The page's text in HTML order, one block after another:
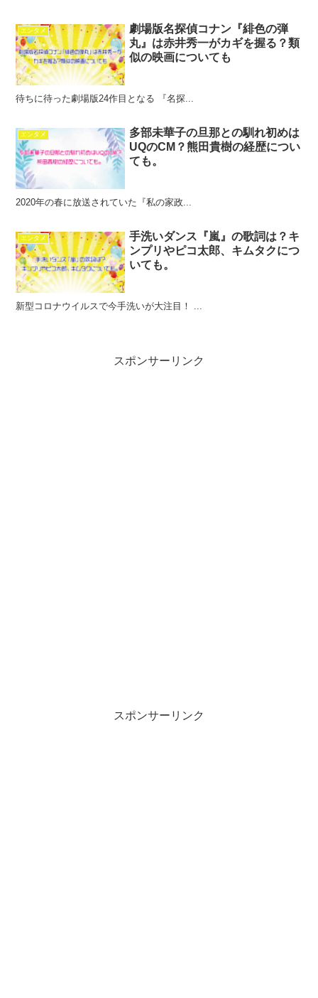
エンタメ
劇場版名探偵コナン『緋色の弾
丸』は赤井秀一がカギを握る？類
似の映画についても
待ちに待った劇場版24作目となる 『名探...
エンタメ
多部未華子の旦那との馴れ初めは
UQのCM？熊田貴樹の経歴につい
ても。
2020年の春に放送されていた『私の家政...
エンタメ
手洗いダンス『嵐』の歌詞は？キ
ンプリやピコ太郎、キムタクにつ
いても。
新型コロナウイルスで今手洗いが大注目！ ...
スポンサーリンク
スポンサーリンク